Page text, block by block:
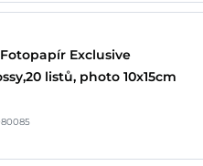
Fotopapír Exclusive
listů, photo 10x15cm